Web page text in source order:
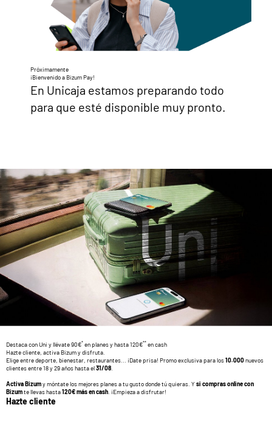
Próximamente
¡Bienvenido a Bizum Pay!
En Unicaja estamos preparando todo
para que esté disponible muy pronto.
Destaca con Uni y llévate 90€* en planes y hasta 120€** en cash
Hazte cliente, activa Bizum y disfruta.
Elige entre deporte, bienestar, restaurantes... ¡Date prisa! Promo exclusiva para los10.000nuevos
clientes entre 18 y 29 años hasta el31/08
Activa Bizumy móntate los mejores planes a tu gusto donde tú quieras. Ysi compras online con
Bizumte llevas hasta120€ más en cash . ¡Empieza a disfrutar!
Hazte cliente